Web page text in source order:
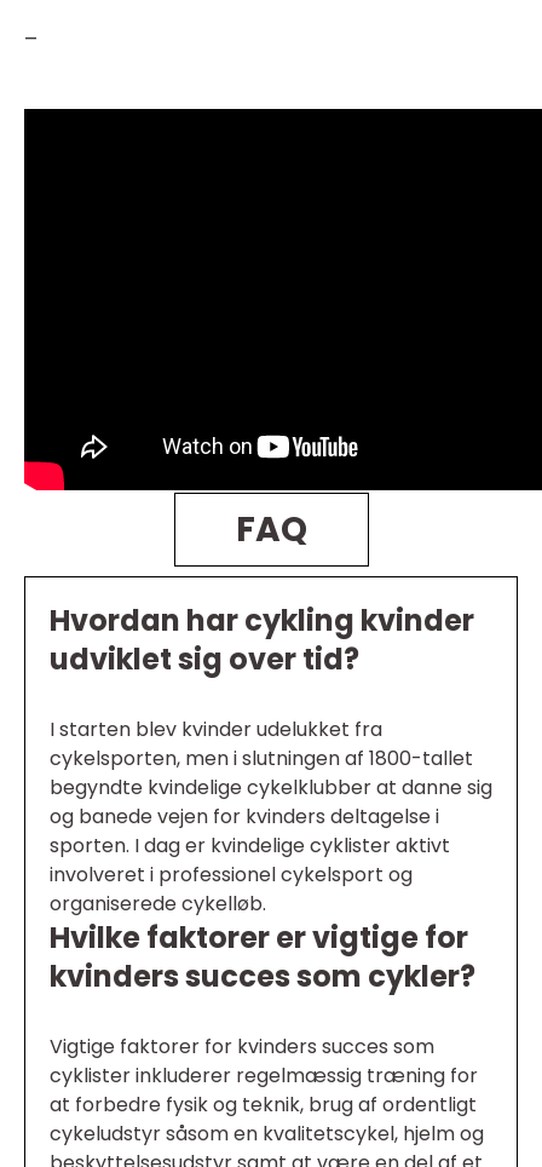
–
FAQ
Hvordan har cykling kvinder
udviklet sig over tid?
I starten blev kvinder udelukket fra
cykelsporten, men i slutningen af 1800-tallet
begyndte kvindelige cykelklubber at danne sig
og banede vejen for kvinders deltagelse i
sporten. I dag er kvindelige cyklister aktivt
involveret i professionel cykelsport og
organiserede cykelløb.
Hvilke faktorer er vigtige for
kvinders succes som cykler?
Vigtige faktorer for kvinders succes som
cyklister inkluderer regelmæssig træning for
at forbedre fysik og teknik, brug af ordentligt
cykeludstyr såsom en kvalitetscykel, hjelm og